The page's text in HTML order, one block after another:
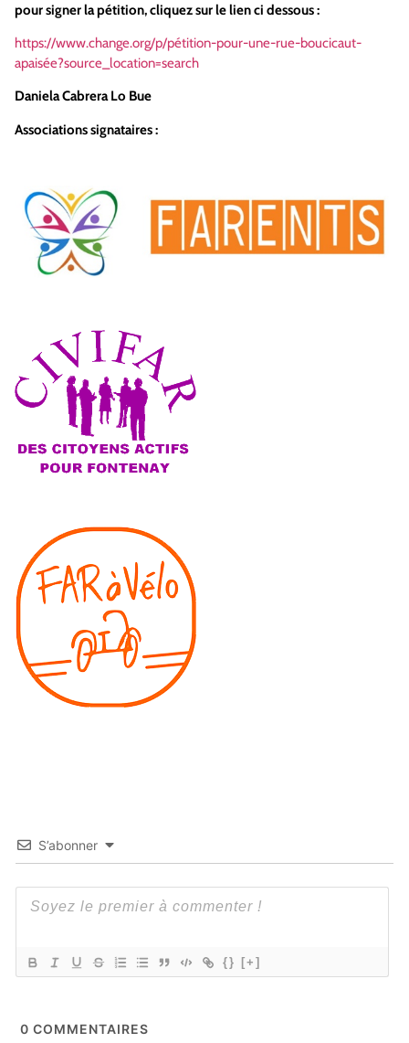
pour signer la pétition, cliquez sur le lien ci dessous :
https://www.change.org/p/pétition-pour-une-rue-boucicaut-
apaisée?source_location=search
Daniela Cabrera Lo Bue
Associations signataires :
S’abonner
{} [+]
0 COMMENTAIRES